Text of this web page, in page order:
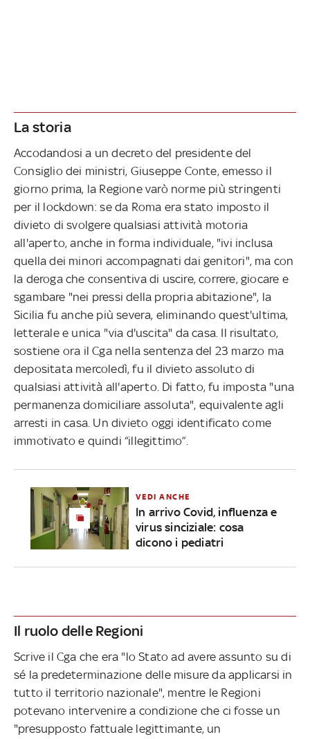
La storia
Accodandosi a un decreto del presidente del
Consiglio dei ministri, Giuseppe Conte, emesso il
giorno prima, la Regione varò norme più stringenti
per il lockdown: se da Roma era stato imposto il
divieto di svolgere qualsiasi attività motoria
all'aperto, anche in forma individuale, "ivi inclusa
quella dei minori accompagnati dai genitori", ma con
la deroga che consentiva di uscire, correre, giocare e
sgambare "nei pressi della propria abitazione", la
Sicilia fu anche più severa, eliminando quest'ultima,
letterale e unica "via d'uscita" da casa. Il risultato,
sostiene ora il Cga nella sentenza del 23 marzo ma
depositata mercoledì, fu il divieto assoluto di
qualsiasi attività all'aperto. Di fatto, fu imposta "una
permanenza domiciliare assoluta", equivalente agli
arresti in casa. Un divieto oggi identificato come
immotivato e quindi “illegittimo”.
VEDI ANCHE
In arrivo Covid, influenza e
virus sinciziale: cosa
dicono i pediatri
Il ruolo delle Regioni
Scrive il Cga che era "lo Stato ad avere assunto su di
sé la predeterminazione delle misure da applicarsi in
tutto il territorio nazionale", mentre le Regioni
potevano intervenire a condizione che ci fosse un
"presupposto fattuale legittimante, un